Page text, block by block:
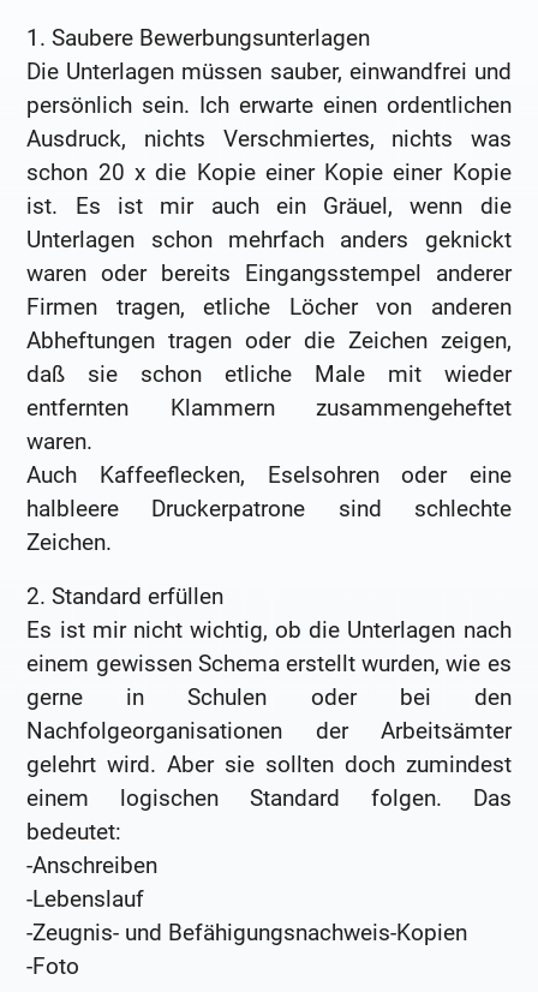
1. Saubere Bewerbungsunterlagen
Die Unterlagen müssen sauber, einwandfrei und
persönlich sein. Ich erwarte einen ordentlichen
Ausdruck, nichts Verschmiertes, nichts was
schon 20 x die Kopie einer Kopie einer Kopie
ist. Es ist mir auch ein Gräuel, wenn die
Unterlagen schon mehrfach anders geknickt
waren oder bereits Eingangsstempel anderer
Firmen tragen, etliche Löcher von anderen
Abheftungen tragen oder die Zeichen zeigen,
daß sie schon etliche Male mit wieder
entfernten Klammern zusammengeheftet
waren.
Auch Kaffeeflecken, Eselsohren oder eine
halbleere Druckerpatrone sind schlechte
Zeichen.
2. Standard erfüllen
Es ist mir nicht wichtig, ob die Unterlagen nach
einem gewissen Schema erstellt wurden, wie es
gerne in Schulen oder bei den
Nachfolgeorganisationen der Arbeitsämter
gelehrt wird. Aber sie sollten doch zumindest
einem logischen Standard folgen. Das
bedeutet:
-Anschreiben
-Lebenslauf
-Zeugnis- und Befähigungsnachweis-Kopien
-Foto